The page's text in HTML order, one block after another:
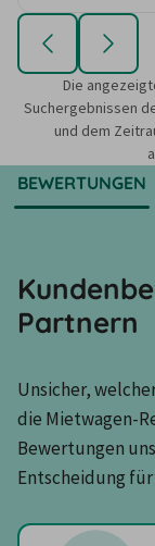
Die
Suchergebnissen
und dem
BEWERTUNGEN
Partnern
Unsicher,
die Mietwagen-
Bewertungen
Entscheidung